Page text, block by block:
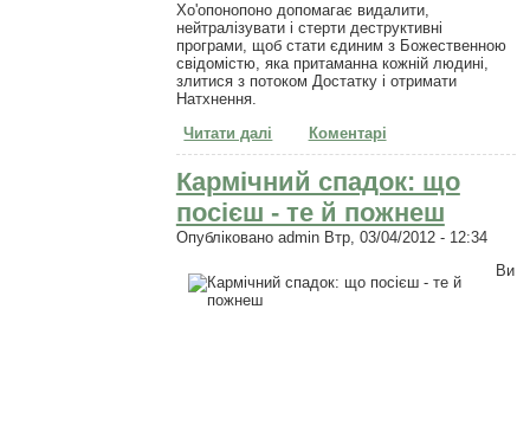
Хо'опонопоно допомагає видалити,
нейтралізувати і стерти деструктивні
програми, щоб стати єдиним з Божественною
свідомістю, яка притаманна кожній людині,
злитися з потоком Достатку і отримати
Натхнення.
Читати далі про Хо'опонопоно очистить все
Коментарі
Кармічний спадок: що
посієш - те й пожнеш
Опубліковано adminВтр, 03/04/2012 - 12:34
Ви